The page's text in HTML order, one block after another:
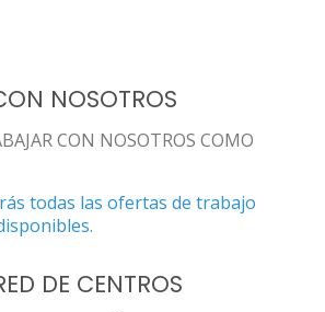
NOSOTROS
CON NOSOTROS COMO
todas las ofertas de trabajo
DE CENTROS